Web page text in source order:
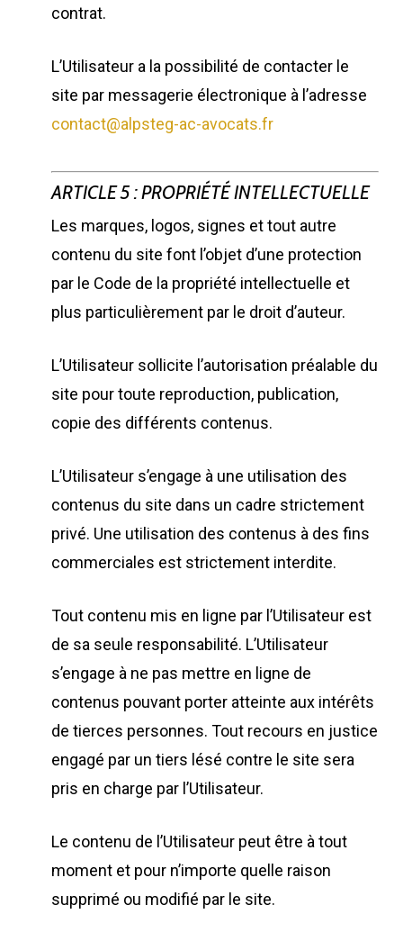
contrat.
L’Utilisateur a la possibilité de contacter le
site par messagerie électronique à l’adresse
contact@alpsteg-ac-avocats.fr
ARTICLE 5 : PROPRIÉTÉ INTELLECTUELLE
Les marques, logos, signes et tout autre
contenu du site font l’objet d’une protection
par le Code de la propriété intellectuelle et
plus particulièrement par le droit d’auteur.
L’Utilisateur sollicite l’autorisation préalable du
site pour toute reproduction, publication,
copie des différents contenus.
L’Utilisateur s’engage à une utilisation des
contenus du site dans un cadre strictement
privé. Une utilisation des contenus à des fins
commerciales est strictement interdite.
Tout contenu mis en ligne par l’Utilisateur est
de sa seule responsabilité. L’Utilisateur
s’engage à ne pas mettre en ligne de
contenus pouvant porter atteinte aux intérêts
de tierces personnes. Tout recours en justice
engagé par un tiers lésé contre le site sera
pris en charge par l’Utilisateur.
Le contenu de l’Utilisateur peut être à tout
moment et pour n’importe quelle raison
supprimé ou modifié par le site.